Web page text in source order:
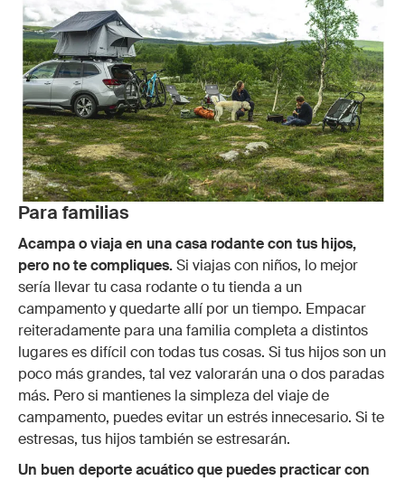
Para familias
Acampa o viaja en una casa rodante con tus hijos,
pero no te compliques.Si viajas con niños, lo mejor
sería llevar tu casa rodante o tu tienda a un
campamento y quedarte allí por un tiempo. Empacar
reiteradamente para una familia completa a distintos
lugares es difícil con todas tus cosas. Si tus hijos son un
poco más grandes, tal vez valorarán una o dos paradas
más. Pero si mantienes la simpleza del viaje de
campamento, puedes evitar un estrés innecesario. Si te
estresas, tus hijos también se estresarán.
Un buen deporte acuático que puedes practicar con